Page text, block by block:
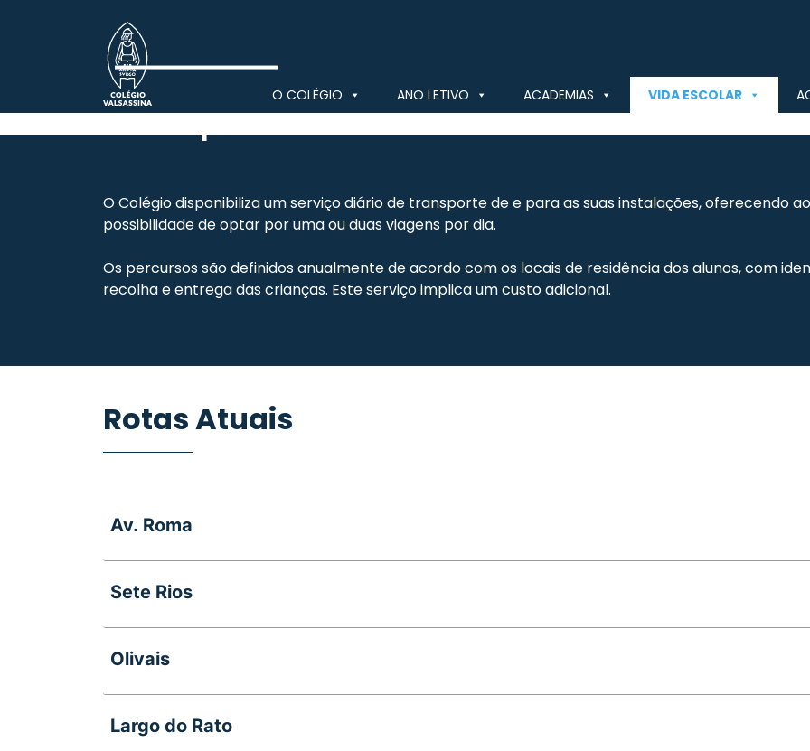
Colégio Valsassina
O COLÉGIO ANO LETIVO ACADEMIAS VIDA ESCOLAR
Transporte
O Colégio disponibiliza um serviço diário de transporte de e para as suas instalações, oferecendo
possibilidade de optar por uma ou duas viagens por dia.
Os percursos são definidos anualmente de acordo com os locais de residência dos alunos, com
recolha e entrega das crianças. Este serviço implica um custo adicional.
Rotas Atuais
Av. Roma
Telheiras – Colégio Valsassina
Sete Rios
Olivais
Largo do Rato